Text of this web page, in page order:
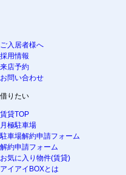
ご入居者様へ
採用情報
来店予約
お問い合わせ
借りたい
賃貸TOP
月極駐車場
駐車場解約申請フォーム
解約申請フォーム
お気に入り物件(賃貸)
アイアイBOXとは